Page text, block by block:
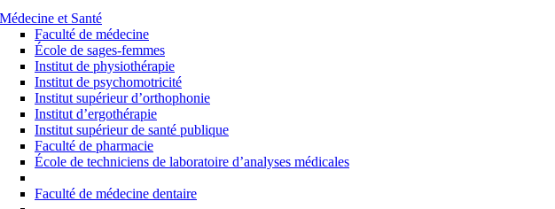
Médecine et Santé
Faculté de médecine
École de sages-femmes
Institut de physiothérapie
Institut de psychomotricité
Institut supérieur d’orthophonie
Institut d’ergothérapie
Institut supérieur de santé publique
Faculté de pharmacie
École de techniciens de laboratoire d’analyses médicales
Faculté de médecine dentaire